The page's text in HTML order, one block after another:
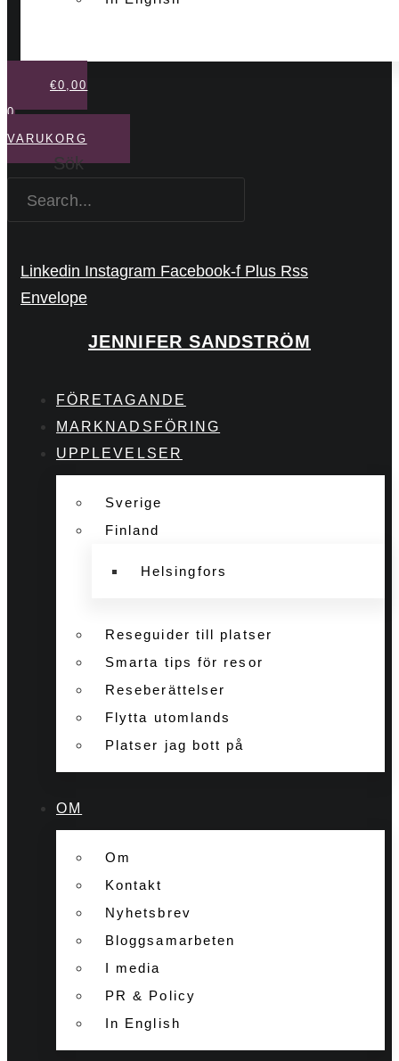
€0,00
0
VARUKORG
Sök
Linkedin Instagram Facebook-f Plus Rss
Envelope
JENNIFER SANDSTRÖM
FÖRETAGANDE
MARKNADSFÖRING
UPPLEVELSER
Sverige
Finland
Helsingfors
Reseguider till platser
Smarta tips för resor
Reseberättelser
Flytta utomlands
Platser jag bott på
OM
Om
Kontakt
Nyhetsbrev
Bloggsamarbeten
I media
PR & Policy
In English